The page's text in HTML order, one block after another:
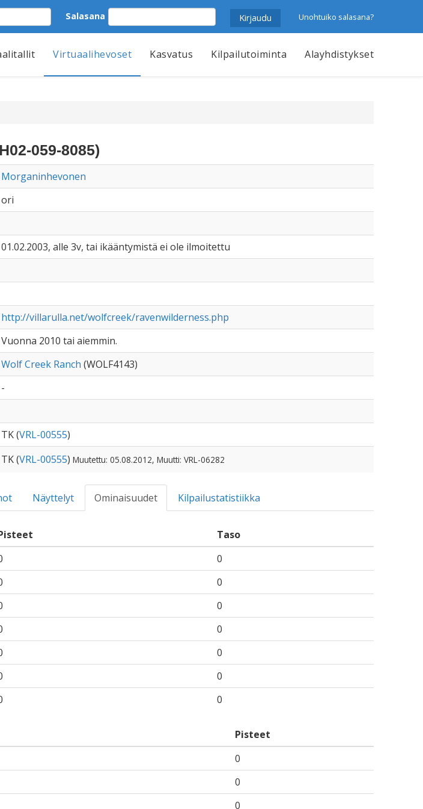
Salasana Unohtuiko salasana?
Virtuaalihevoset Kasvatus Kilpailutoiminta Alayhdistykset
059-8085)
Morganinhevonen
ori
01.02.2003, alle 3v, tai ikääntymistä ei ole ilmoitettu
http://villarulla.net/wolfcreek/ravenwilderness.php
Vuonna 2010 tai aiemmin.
Wolf Creek Ranch (WOLF4143)
-
TK (VRL-00555)
TK (VRL-00555) Muutettu: 05.08.2012, Muutti: VRL-06282
Näyttelyt Ominaisuudet Kilpailustatistiikka
Taso
0
0
0
0
0
0
0
Pisteet
0
0
0